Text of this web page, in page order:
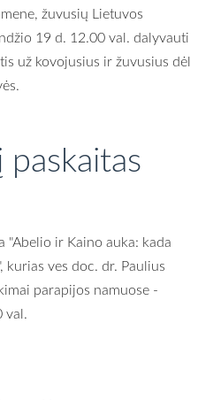
žuvusių Lietuvos
19 d. 12.00 val. dalyvauti
už kovojusius ir žuvusius dėl
"Abelio ir Kaino auka: kada
ves doc. dr. Paulius
parapijos namuose -
val.